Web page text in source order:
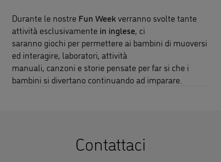
Durante le nostre Fun Weekverranno svolte tante
attività esclusivamente in inglese, ci
saranno giochi per permettere ai bambini di muoversi
ed interagire, laboratori, attività
manuali, canzoni e storie pensate per far si che i
bambini si divertano continuando ad imparare.
Contattaci